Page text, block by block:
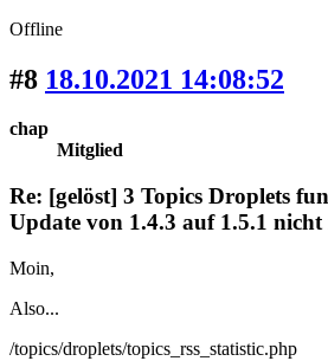
Offline
#8 18.10.2021 14:08:52
chap
Mitglied
Re: [gelöst] 3 Topics Droplets
Update von 1.4.3 auf 1.5.1 nicht
Moin,
Also...
/topics/droplets/topics_rss_statistic.php